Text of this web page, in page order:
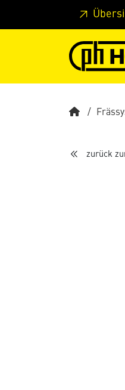
Springe zu Hauptinhalt
zurück